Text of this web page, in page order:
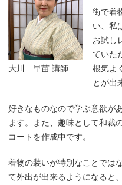
大川 早苗 講師
街で着
い、私
お試し
ていた
根気よ
とが出
好きなものなので学ぶ意欲が
ます。また、趣味として和裁
コートを作成中です。
着物の装いが特別なことでは
て外出が出来るようになると